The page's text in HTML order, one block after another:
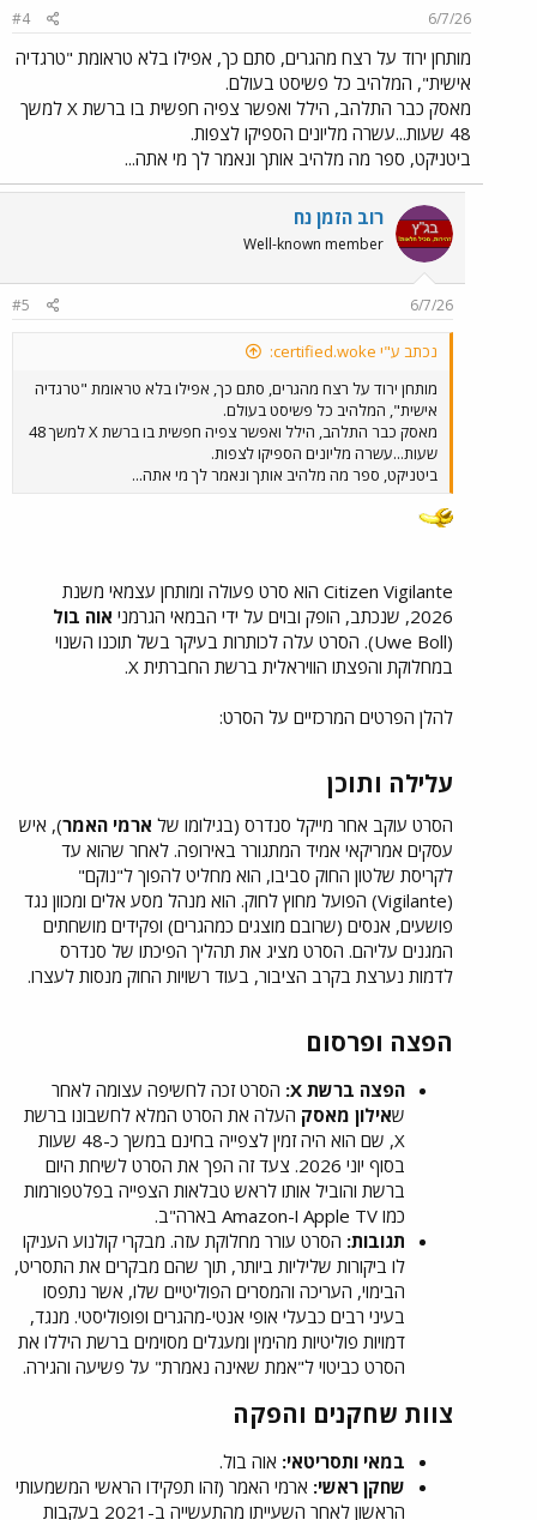
6/7/26
#4
מותחן ירוד על רצח מהגרים, סתם כך, אפילו בלא טראומת "טרגדיה
אישית", המלהיב כל פשיסט בעולם.
מאסק כבר התלהב, הילל ואפשר צפיה חפשית בו ברשת X למשך
48 שעות...עשרה מליונים הספיקו לצפות.
ביטניקט, ספר מה מלהיב אותך ונאמר לך מי אתה...
רוב הזמן נח
Well-known member
6/7/26
#5
נכתב ע"י certified.woke:
מותחן ירוד על רצח מהגרים, סתם כך, אפילו בלא טראומת "טרגדיה
אישית", המלהיב כל פשיסט בעולם.
מאסק כבר התלהב, הילל ואפשר צפיה חפשית בו ברשת X למשך 48
שעות...עשרה מליונים הספיקו לצפות.
ביטניקט, ספר מה מלהיב אותך ונאמר לך מי אתה...
Citizen Vigilante הוא סרט פעולה ומותחן עצמאי משנת
2026, שנכתב, הופק ובוים על ידי הבמאי הגרמני
אוה בול
(Uwe Boll). הסרט עלה לכותרות בעיקר בשל תוכנו השנוי
במחלוקת והפצתו הוויראלית ברשת החברתית X.
להלן הפרטים המרכזיים על הסרט:
עלילה ותוכן​
הסרט עוקב אחר מייקל סנדרס (בגילומו של ארמי האמר), איש
עסקים אמריקאי אמיד המתגורר באירופה. לאחר שהוא עד
לקריסת שלטון החוק סביבו, הוא מחליט להפוך ל"נוקם"
(Vigilante) הפועל מחוץ לחוק. הוא מנהל מסע אלים ומכוון נגד
פושעים, אנסים (שרובם מוצגים כמהגרים) ופקידים מושחתים
המגנים עליהם. הסרט מציג את תהליך הפיכתו של סנדרס
לדמות נערצת בקרב הציבור, בעוד רשויות החוק מנסות לעצרו.
הפצה ופרסום​
הפצה ברשת X:
הסרט זכה לחשיפה עצומה לאחר
שאילון מאסק העלה את הסרט המלא לחשבונו ברשת
X, שם הוא היה זמין לצפייה בחינם במשך כ-48 שעות
בסוף יוני 2026. צעד זה הפך את הסרט לשיחת היום
ברשת והוביל אותו לראש טבלאות הצפייה בפלטפורמות
כמו Apple TV ו-Amazon בארה"ב.
תגובות: הסרט עורר מחלוקת עזה. מבקרי קולנוע העניקו
לו ביקורות שליליות ביותר, תוך שהם מבקרים את התסריט,
הבימוי, העריכה והמסרים הפוליטיים שלו, אשר נתפסו
בעיני רבים כבעלי אופי אנטי-מהגרים ופופוליסטי. מנגד,
דמויות פוליטיות מהימין ומעגלים מסוימים ברשת היללו את
הסרט כביטוי ל"אמת שאינה נאמרת" על פשיעה והגירה.
צוות שחקנים והפקה​
במאי ותסריטאי: אוה בול.
שחקן ראשי: ארמי האמר (זהו תפקידו הראשי המשמעותי
הראשון לאחר השעייתו מהתעשייה ב-2021 בעקבות